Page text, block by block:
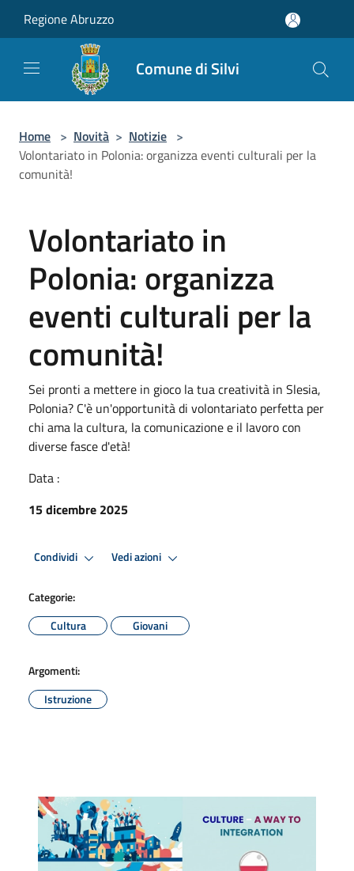
Regione Abruzzo
Comune di Silvi
Home > Novità > Notizie >
Volontariato in Polonia: organizza eventi culturali per la
comunità!
Volontariato in
Polonia: organizza
eventi culturali per la
comunità!
Sei pronti a mettere in gioco la tua creatività in Slesia,
Polonia? C'è un'opportunità di volontariato perfetta per
chi ama la cultura, la comunicazione e il lavoro con
diverse fasce d'età!
Data :
15 dicembre 2025
Condividi Vedi azioni
Categorie:
Cultura
Giovani
Argomenti:
Istruzione